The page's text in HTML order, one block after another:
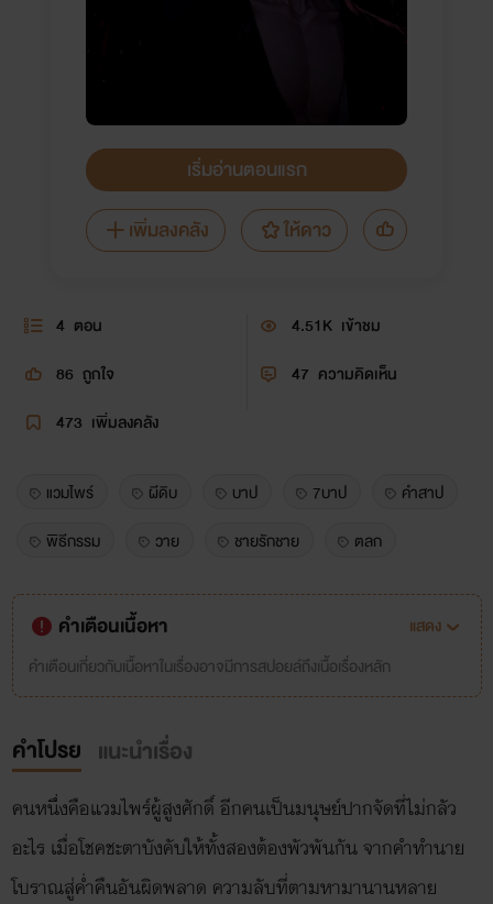
เริ่มอ่านตอนแรก
เพิ่มลงคลัง
ให้ดาว
4 ตอน 4.51K เข้าชม
86 ถูกใจ 47 ความคิดเห็น
473 เพิ่มลงคลัง
แวมไพร์ ผีดิบ บาป 7บาป
คำสาป
พิธีกรรม
วาย ชายรักชาย ตลก
คำเตือนเนื้อหา
แสดง
คำเตือนเกี่ยวกับเนื้อหาในเรื่องอาจมีการสปอยล์ถึงเนื้อเรื่องหลัก
คำโปรย แนะนำเรื่อง
คนหนึ่งคือแวมไพร์ผู้สูงศักดิ์ อีกคนเป็นมนุษย์ปากจัดที่ไม่กลัว
อะไร เมื่อโชคชะตาบังคับให้ทั้งสองต้องพัวพันกัน จากคำทำนาย
โบราณสู่ค่ำคืนอันผิดพลาด ความลับที่ตามหามานานหลาย